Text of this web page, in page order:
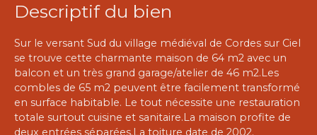
Descriptif du bien
Sur le versant Sud du village médiéval de Cordes sur Ciel
se trouve cette charmante maison de 64 m2 avec un
balcon et un très grand garage/atelier de 46 m2.Les
combles de 65 m2 peuvent être facilement transformé
en surface habitable. Le tout nécessite une restauration
totale surtout cuisine et sanitaire.La maison profite de
deux entrées séparées.La toiture date de 2002.